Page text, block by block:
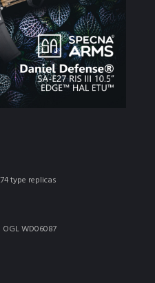
type replicas
WD06087